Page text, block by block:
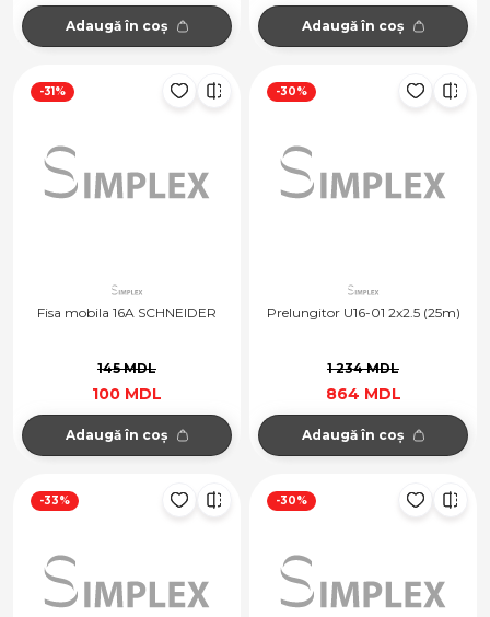
Adaugă în coș Adaugă în coș
-31%
Fisa mobila 16A SCHNEIDER
145 MDL
100 MDL
Adaugă în coș
-30%
Prelungitor U16-01 2x2.5 (25m)
1 234 MDL
864 MDL
Adaugă în coș
-33% -30%